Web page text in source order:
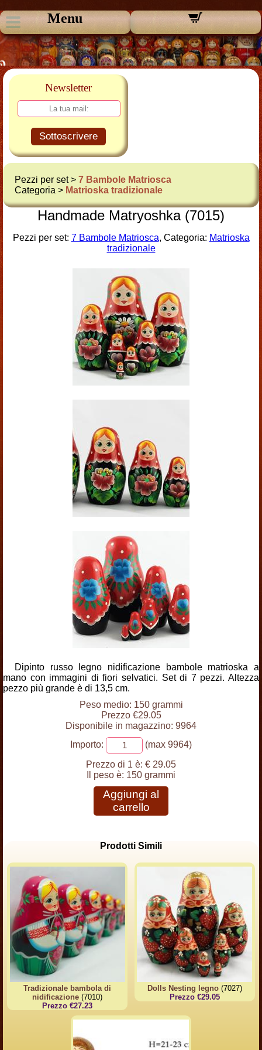
Menu
Newsletter
Sottoscrivere
Pezzi per set > 7 Bambole Matriosca
Categoria > Matrioska tradizionale
Handmade Matryoshka (7015)
Pezzi per set: 7 Bambole Matriosca, Categoria: Matrioska
tradizionale
Dipinto russo legno nidificazione bambole matrioska a
mano con immagini di fiori selvatici. Set di 7 pezzi. Altezza
pezzo più grande è di 13,5 cm.
Peso medio: 150 grammi
Prezzo €29.05
Disponibile in magazzino: 9964
Importo:
(max 9964)
Prezzo di 1 è: € 29.05
Il peso è: 150 grammi
Aggiungi al
carrello
Prodotti Simili
Tradizionale bambola di
nidificazione (7010)
Prezzo €27.23
Dolls Nesting legno(7027)
Prezzo €29.05